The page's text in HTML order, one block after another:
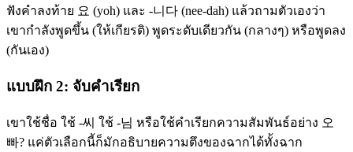
ฟังคำลงท้าย 요 (yoh) และ -니다 (nee-dah) แล้วถามตัวเองว่า
เขากำลังพูดขึ้น (ให้เกียรติ) พูดระดับเดียวกัน (กลางๆ) หรือพูดลง
(กันเอง)
แบบฝึก 2: จับคำเรียก
เขาใช้ชื่อ ใช้ -씨 ใช้ -님 หรือใช้คำเรียกความสัมพันธ์อย่าง 오
빠? แค่ตัวเลือกนี้ก็มักอธิบายความตึงของฉากได้ทั้งฉาก